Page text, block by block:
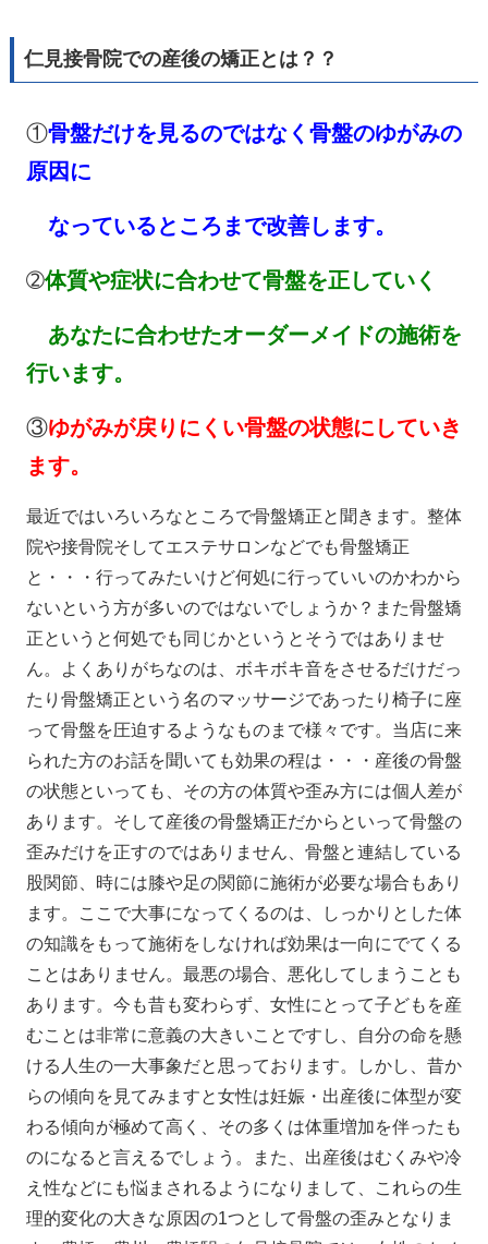
仁見接骨院での産後の矯正とは？？
①骨盤だけを見るのではなく骨盤のゆがみの
原因に
なっているところまで改善します。
➁体質や症状に合わせて骨盤を正していく
あなたに合わせたオーダーメイドの施術を
行います。
③ゆがみが戻りにくい骨盤の状態にしていき
ます。
最近ではいろいろなところで骨盤矯正と聞きます。整体
院や接骨院そしてエステサロンなどでも骨盤矯正
と・・・行ってみたいけど何処に行っていいのかわから
ないという方が多いのではないでしょうか？また骨盤矯
正というと何処でも同じかというとそうではありませ
ん。よくありがちなのは、ボキボキ音をさせるだけだっ
たり骨盤矯正という名のマッサージであったり椅子に座
って骨盤を圧迫するようなものまで様々です。当店に来
られた方のお話を聞いても効果の程は・・・産後の骨盤
の状態といっても、その方の体質や歪み方には個人差が
あります。そして産後の骨盤矯正だからといって骨盤の
歪みだけを正すのではありません、骨盤と連結している
股関節、時には膝や足の関節に施術が必要な場合もあり
ます。ここで大事になってくるのは、しっかりとした体
の知識をもって施術をしなければ効果は一向にでてくる
ことはありません。最悪の場合、悪化してしまうことも
あります。今も昔も変わらず、女性にとって子どもを産
むことは非常に意義の大きいことですし、自分の命を懸
ける人生の一大事象だと思っております。しかし、昔か
らの傾向を見てみますと女性は妊娠・出産後に体型が変
わる傾向が極めて高く、その多くは体重増加を伴ったも
のになると言えるでしょう。また、出産後はむくみや冷
え性などにも悩まされるようになりまして、これらの生
理的変化の大きな原因の1つとして骨盤の歪みとなりま